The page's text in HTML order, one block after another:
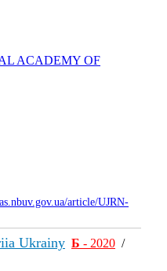
ACADEMY OF
article/UJRN-
Ukrainy Б - 2020 /